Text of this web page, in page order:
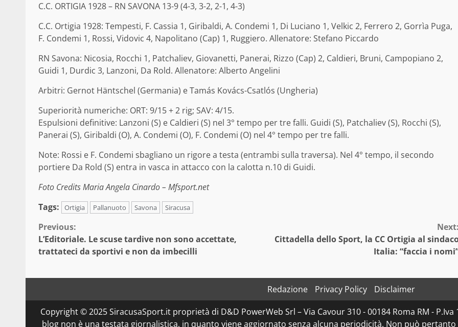
C.C. ORTIGIA 1928 – RN SAVONA 13-9 (4-3, 3-2, 2-1, 4-3)
C.C. Ortigia 1928: Tempesti, F. Cassia 1, Giribaldi, A. Condemi 1, Di Luciano 1, Velkic 2, Ferrero 2, Gorrìa Puga,
F. Condemi 1, Rossi, Vidovic 4, Napolitano (Cap) 1, Ruggiero. Allenatore: Stefano Piccardo
RN Savona: Nicosia, Rocchi 1, Patchaliev, Giovanetti, Panerai, Rizzo (Cap) 2, Caldieri, Bruni, Campopiano 2,
Guidi 1, Durdic 3, Lanzoni, Da Rold. Allenatore: Alberto Angelini
Arbitri: Gernot Häntschel (Germania) e Tamás Kovács-Csatlós (Ungheria)
Superiorità numeriche: ORT: 9/15 + 2 rig; SAV: 4/15.
Espulsioni definitive: Lanzoni (S) e Caldieri (S) nel 3° tempo per tre falli. Guidi (S), Patchaliev (S), Rocchi (S),
Panerai (S), Giribaldi (O), A. Condemi (O), F. Condemi (O) nel 4° tempo per tre falli.
Note: Rossi e F. Condemi sbagliano un rigore a testa (entrambi sulla traversa). Nel 4° tempo, il secondo
portiere Da Rold (S) entra in vasca in attacco con la calotta n.10 di Guidi.
Foto Credits Maria Angela Cinardo – Mfsport.net
Tags:
Ortigia Pallanuoto Savona Siracusa
Continue
Reading
Previous:
L’Editoriale. Le scuse tardive non sono accettate,
trattateci da sportivi e non da imbecilli
Cittadella dello Sport, la CC Ortigia al
Italia: “faccia i
Redazione Privacy Policy
Disclaimer
Copyright © 2025 SiracusaSport.it proprietà di D&D PowerWeb Srl – Via Cavour 310 - 00184 Roma RM -
blog non è una testata giornalistica, in quanto viene aggiornato senza alcuna periodicità. Non può